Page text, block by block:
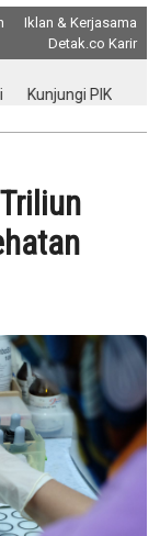
Iklan & Kerjasama
Detak.co Karir
PIK2, Peneliti